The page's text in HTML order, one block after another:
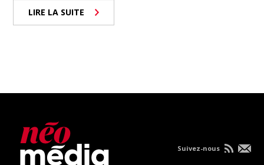
LIRE LA SUITE
Suivez-nous